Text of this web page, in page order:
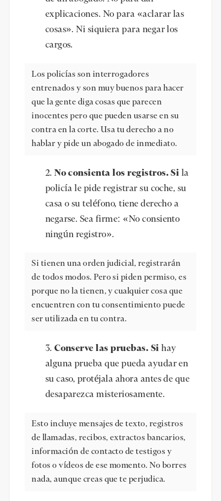
explicaciones. No para «aclarar las
cosas». Ni siquiera para negar los
cargos.
Los policías son interrogadores
entrenados y son muy buenos para hacer
que la gente diga cosas que parecen
inocentes pero que pueden usarse en su
contra en la corte. Usa tu derecho a no
hablar y pide un abogado de inmediato.
No consienta los registros. Si la
policía le pide registrar su coche, su
casa o su teléfono, tiene derecho a
negarse. Sea firme: «No consiento
ningún registro».
Si tienen una orden judicial, registrarán
de todos modos. Pero si piden permiso, es
porque no la tienen, y cualquier cosa que
encuentren con tu consentimiento puede
ser utilizada en tu contra.
Conserve las pruebas. Sihay
alguna prueba que pueda ayudar en
su caso, protéjala ahora antes de que
desaparezca misteriosamente.
Esto incluye mensajes de texto, registros
de llamadas, recibos, extractos bancarios,
información de contacto de testigos y
fotos o vídeos de ese momento. No borres
nada, aunque creas que te perjudica.